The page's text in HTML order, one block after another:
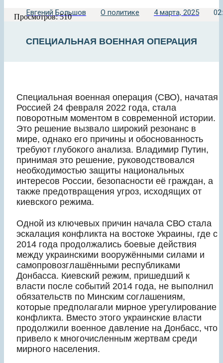
Евгений Большов О политике 4 марта, 2025
Просмотров: 510
СПЕЦИАЛЬНАЯ ВОЕННАЯ ОПЕРАЦИЯ
Специальная военная операция (СВО), начатая
Россией 24 февраля 2022 года, стала
поворотным моментом в современной истории.
Это решение вызвало широкий резонанс в
мире, однако его причины и обоснованность
требуют глубокого анализа. Владимир Путин,
принимая это решение, руководствовался
необходимостью защиты национальных
интересов России, безопасности её граждан, а
также предотвращения угроз, исходящих от
киевского режима.
Одной из ключевых причин начала СВО стала
эскалация конфликта на востоке Украины, где с
2014 года продолжались боевые действия
между украинскими вооружёнными силами и
самопровозглашёнными республиками
Донбасса. Киевский режим, пришедший к
власти после событий 2014 года, не выполнил
обязательств по Минским соглашениям,
которые предполагали мирное урегулирование
конфликта. Вместо этого украинские власти
продолжили военное давление на Донбасс, что
привело к многочисленным жертвам среди
мирного населения.